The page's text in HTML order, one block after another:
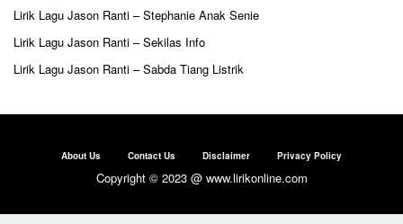
Lirik Lagu Jason Ranti – Stephanie Anak Senie
Lirik Lagu Jason Ranti – Sekilas Info
Lirik Lagu Jason Ranti – Sabda Tiang Listrik
About Us Contact Us Disclaimer Privacy Policy
Copyright © 2023 @ www.lirikonline.com